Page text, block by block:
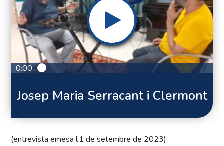
0:00
Josep Maria Serracant i Clermont
(entrevista emesa l’1 de setembre de 2023)